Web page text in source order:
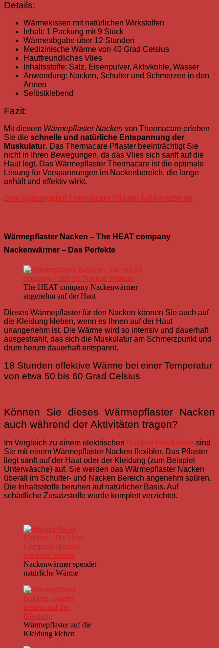
Details:
Wärmekissen mit natürlichen Wirkstoffen
Inhalt: 1 Packung mit 9 Stück
Wärmeabgabe über 12 Stunden
Medizinische Wärme von 40 Grad Celsius
Hautfreundliches Vlies
Inhaltsstoffe: Salz, Eisenpulver, Aktivkohle, Wasser
Anwendung: Nacken, Schulter und Schmerzen in den
Armen
Selbstklebend
Fazit:
Mit diesem Wärmepflaster Nacken von Thermacare erleben
Sie die schnelle und natürliche Entspannung der
Muskulatur. Das Thermacare Pflaster beeinträchtigt Sie
nicht in Ihren Bewegungen, da das Vlies sich sanft auf die
Haut legt. Das Wärmepflaster Thermacare ist die optimale
Lösung für Verspannungen im Nackenbereich, die lange
anhält und effektiv wirkt.
Zum Sparangebot Thermacare Pflaster auf Amazon.de
Wärmepflaster Nacken – The HEAT company
Nackenwärmer – Das Perfekte
The HEAT company Nackenwärmer –
angenehm auf der Haut
Dieses Wärmepflaster für den Nacken können Sie auch auf
die Kleidung kleben, wenn es Ihnen auf der Haut
unangenehm ist. Die Wärme wird so intensiv und dauerhaft
ausgestrahlt, das sich die Muskulatur am Schmerzpunkt und
drum herum dauerhaft entspannt.
18 Stunden effektive Wärme bei einer Temperatur
von etwa 50 bis 60 Grad Celsius
Können Sie dieses Wärmepflaster Nacken
auch während der Aktivitäten tragen?
Im Vergleich zu einem elektrischen Nacken Heizkissen sind
Sie mit einem Wärmepflaster Nacken flexibler. Das Pflaster
liegt sanft auf der Haut oder der Kleidung (zum Beispiel
Unterwäsche) auf. Sie werden das Wärmepflaster Nacken
überall im Schulter- und Nacken Bereich angenehm spüren.
Die Inhaltsstoffe beruhen auf natürlicher Basis. Auf
schädliche Zusatzstoffe wurde komplett verzichtet.
Nackenwärmer spendet
natürliche Wärme
Wärmepflaster auf die
Kleidung kleben